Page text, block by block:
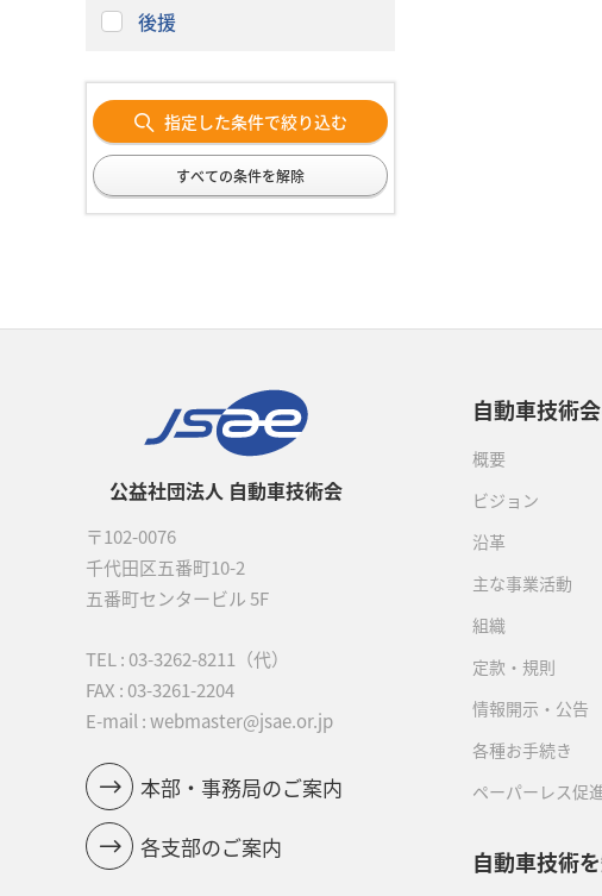
後援
指定した条件で絞り込む
すべての条件を解除
公益社団法人 自動車技術会
〒102-0076
千代田区五番町10-2
五番町センタービル 5F
TEL : 03-3262-8211
（代）
FAX : 03-3261-2204
E-mail : webmaster@jsae.or.jp
本部・事務局のご案内
各支部のご案内
自動車技術
概要
ビジョン
沿革
主な事業活動
組織
定款・規則
情報開示・公告
各種お手続き
ペーパーレス促
自動車技術